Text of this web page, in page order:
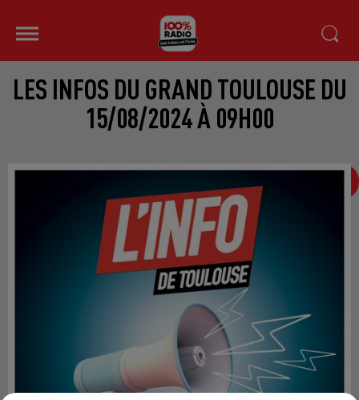
LES INFOS DU GRAND TOULOUSE DU
15/08/2024 À 09H00